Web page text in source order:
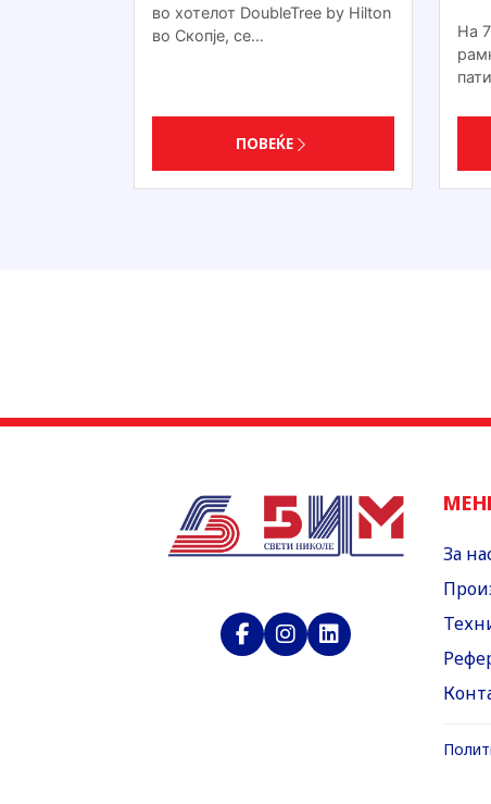
во хотелот DoubleTree by Hilton
во Скопје, се…
ПОВЕЌЕ
На
За